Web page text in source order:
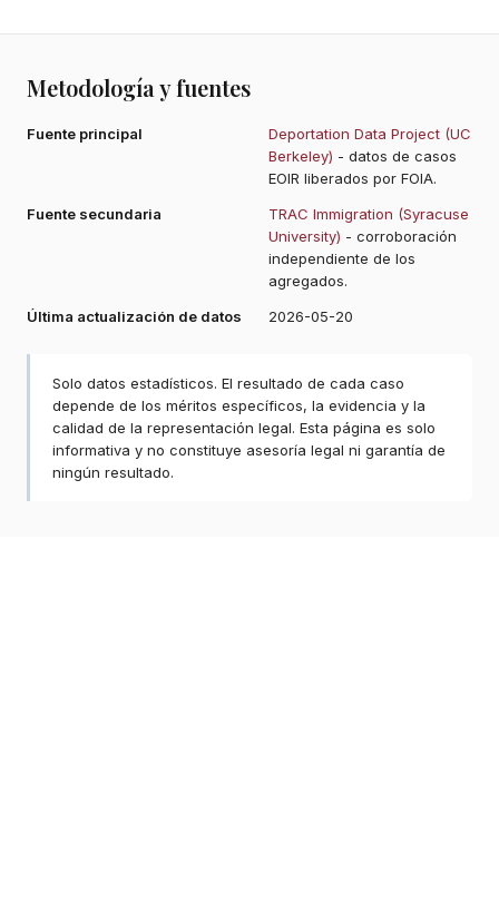
Metodología y fuentes
Fuente principal
Deportation Data Project (UC
Berkeley) - datos de casos
EOIR liberados por FOIA.
Fuente secundaria
TRAC Immigration (Syracuse
University) - corroboración
independiente de los
agregados.
Última actualización de datos
2026-05-20
Solo datos estadísticos. El resultado de cada caso
depende de los méritos específicos, la evidencia y la
calidad de la representación legal. Esta página es solo
informativa y no constituye asesoría legal ni garantía de
ningún resultado.